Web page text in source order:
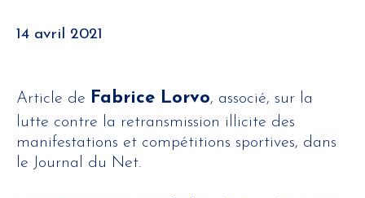
14 avril 2021
Article de Fabrice Lorvo, associé, sur la
lutte contre la retransmission illicite des
manifestations et compétitions sportives, dans
le Journal du Net.